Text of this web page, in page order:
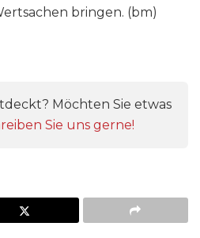
bringen. (bm)
Möchten Sie etwas
Sie uns gerne!